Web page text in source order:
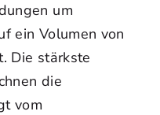
um
ein Volumen von
Die stärkste
die
vom